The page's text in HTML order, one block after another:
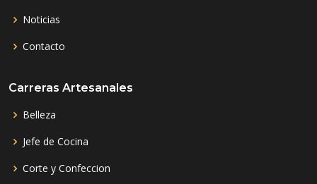
Noticias
Contacto
Carreras Artesanales
Belleza
Jefe de Cocina
Corte y Confeccion